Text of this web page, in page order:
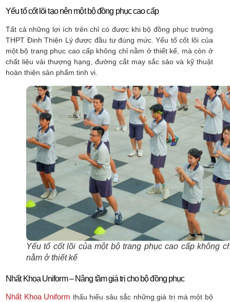
Yếu tố cốt lõi tạo nên một bộ đồng phục cao cấp
Tất cả những lợi ích trên chỉ có được khi bộ đồng phục trường
THPT Đinh Thiện Lý được đầu tư đúng mức. Yếu tố cốt lõi của
một bộ trang phục cao cấp không chỉ nằm ở thiết kế, mà còn ở
chất liệu vải thượng hạng, đường cắt may sắc sảo và kỹ thuật
hoàn thiện sản phẩm tinh vi.
Yếu tố cốt lõi của một bộ trang phục cao cấp không
nằm ở thiết kế
Nhất Khoa Uniform – Nâng tầm giá trị cho bộ đồng phục
Nhất Khoa Uniform thấu hiểu sâu sắc những giá trị mà một bộ